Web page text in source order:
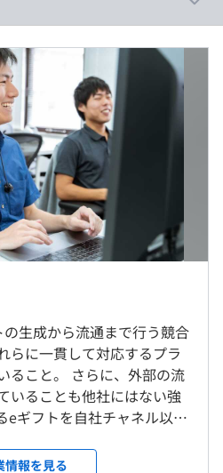
となる事業を支えるプロダク
その実現に大きく近づくと考
結びついた環境で多岐にわたる
でギフト事業を展開していま
ために、幅広いプロダクトが
技術的なチャレンジができる環
ームが対になっているため、技
つく環境が整っています。さら
の要望やビジネスのニーズを積
ルチャーがあり、全体像を把握
提案を行い、プロダクトの価値
から流通・販売まで一気通貫
開しています。
事項
所を設置）
ります。
〜16時／1日の所定労働時間8
スタイム制のため各々休憩を
のためなし
の男女別人数
者数／出産者数
生成から流通まで行う競合
らに一貫して対応するプラ
ること。 さらに、外部の流
いることも他社にはない強
eギフトを自社チャネル以外
うちの98％がギフティが発
情報を見る